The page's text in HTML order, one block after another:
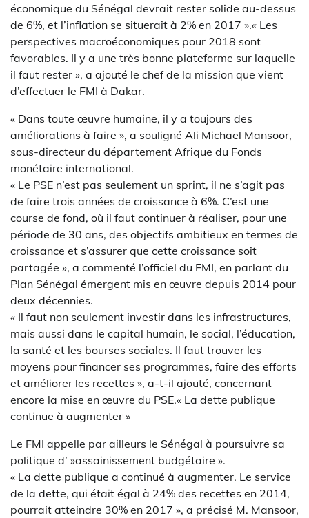
économique du Sénégal devrait rester solide au-dessus
de 6%, et l’inflation se situerait à 2% en 2017 ».« Les
perspectives macroéconomiques pour 2018 sont
favorables. Il y a une très bonne plateforme sur laquelle
il faut rester », a ajouté le chef de la mission que vient
d’effectuer le FMI à Dakar.
« Dans toute œuvre humaine, il y a toujours des
améliorations à faire », a souligné Ali Michael Mansoor,
sous-directeur du département Afrique du Fonds
monétaire international.
« Le PSE n’est pas seulement un sprint, il ne s’agit pas
de faire trois années de croissance à 6%. C’est une
course de fond, où il faut continuer à réaliser, pour une
période de 30 ans, des objectifs ambitieux en termes de
croissance et s’assurer que cette croissance soit
partagée », a commenté l’officiel du FMI, en parlant du
Plan Sénégal émergent mis en œuvre depuis 2014 pour
deux décennies.
« Il faut non seulement investir dans les infrastructures,
mais aussi dans le capital humain, le social, l’éducation,
la santé et les bourses sociales. Il faut trouver les
moyens pour financer ses programmes, faire des efforts
et améliorer les recettes », a-t-il ajouté, concernant
encore la mise en œuvre du PSE.« La dette publique
continue à augmenter »
Le FMI appelle par ailleurs le Sénégal à poursuivre sa
politique d’ »assainissement budgétaire ».
« La dette publique a continué à augmenter. Le service
de la dette, qui était égal à 24% des recettes en 2014,
pourrait atteindre 30% en 2017 », a précisé M. Mansoor,